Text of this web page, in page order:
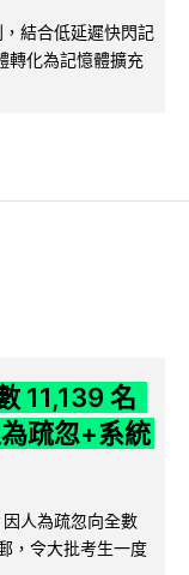
結合低延遲快閃記
轉化為記憶體擴充
11,139 名
疏忽+系統
人為疏忽向全數
，令大批考生一度